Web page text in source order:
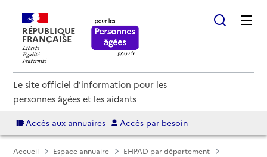
RÉPUBLIQUE
FRANÇAISE
Le site officiel d'information pour les
personnes âgées et les aidants
Accès aux annuaires Accès par besoin
Accueil Espace annuaire
EHPAD par département